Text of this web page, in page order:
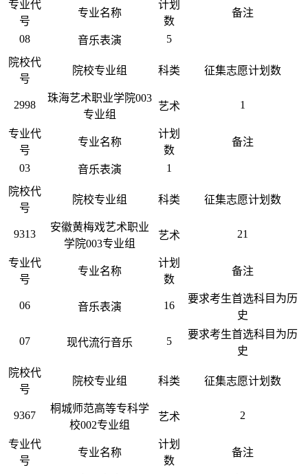
专业代
号
专业名称
计划
数
备注
08 音乐表演
5
院校代
号
院校专业组 科类 征集志愿计划数
2998
珠海艺术职业学院003
专业组
艺术 1
专业代
号
专业名称
计划
数
备注
03 音乐表演
1
院校代
号
院校专业组 科类 征集志愿计划数
9313
安徽黄梅戏艺术职业
学院003专业组
艺术 21
专业代
号
专业名称
计划
数
备注
06 音乐表演 16
要求考生首选科目为历
史
07 现代流行音乐 5
要求考生首选科目为历
史
院校代
号
院校专业组 科类 征集志愿计划数
9367
桐城师范高等专科学
校002专业组
艺术 2
专业代
号
专业名称
计划
数
备注